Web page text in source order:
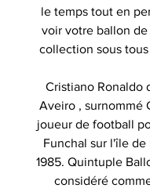
le temps tout en
voir votre ballon
collection sous
Cristiano Ronaldo
Aveiro , surnommé
joueur de football
Funchal sur l'île de
1985. Quintuple
considéré